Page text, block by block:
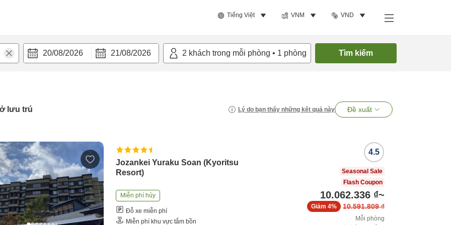
Tiếng Việt VNM VND
20/08/2026 21/08/2026 2 khách trong mỗi phòng • 1 phòng Tìm kiếm
lưu trú Lý do bạn thấy những kết quả này Đề xuất
Jozankei Yuraku Soan (Kyoritsu
Resort)
Miễn phí hủy
Đỗ xe miễn phí
Miễn phí khu vực tắm bồn
4.5
Seasonal Sale
Flash Coupon
10.062.336 ₫~
10.591.809 ₫
Giảm 4%
Mỗi phòng